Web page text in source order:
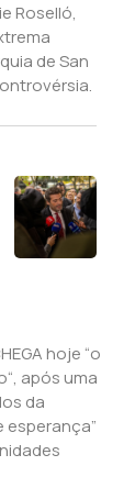
Roselló,
de San
hoje “o
após uma
da
esperança”